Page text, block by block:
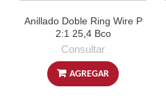
Anillado Doble Ring Wire P
2:1 25,4 Bco
Consultar
AGREGAR